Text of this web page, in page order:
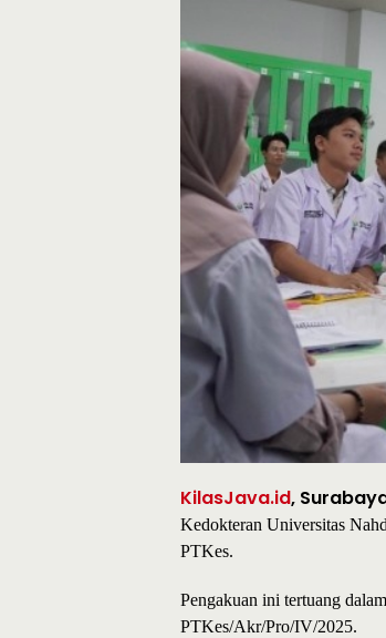
KilasJava.id,
Kedokteran Universitas
PTKes.
Pengakuan ini tertuang
PTKes/Akr/Pro/IV/2025.